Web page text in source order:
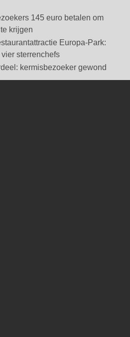
145 euro betalen om
krijgen
Europa-Park:
sterrenchefs
kermisbezoeker gewond